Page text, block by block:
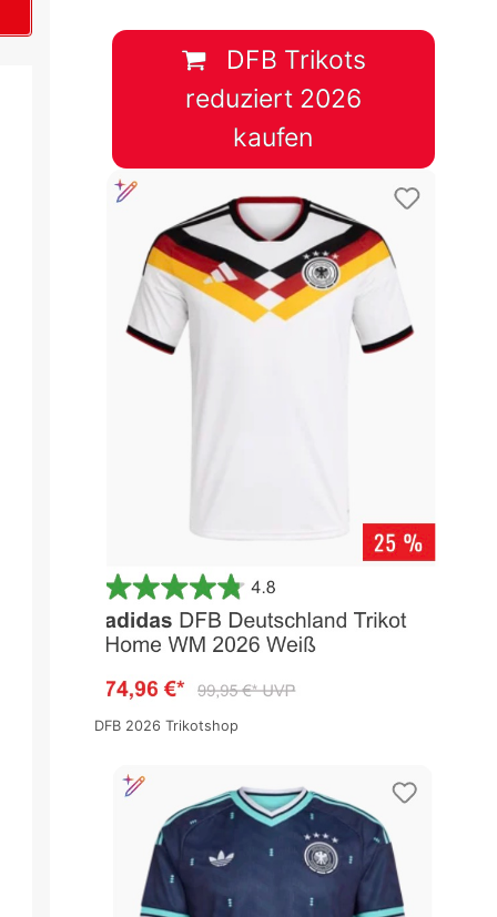
&
Tabelle
DFB Trikots
reduziert 2026
kaufen
DFB 2026 Trikotshop